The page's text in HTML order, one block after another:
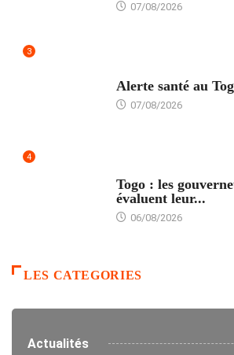
07/08/2026
3
Alerte santé au
07/08/2026
4
Togo : les
évaluent leur...
06/08/2026
LES CATEGORIES
Actualités